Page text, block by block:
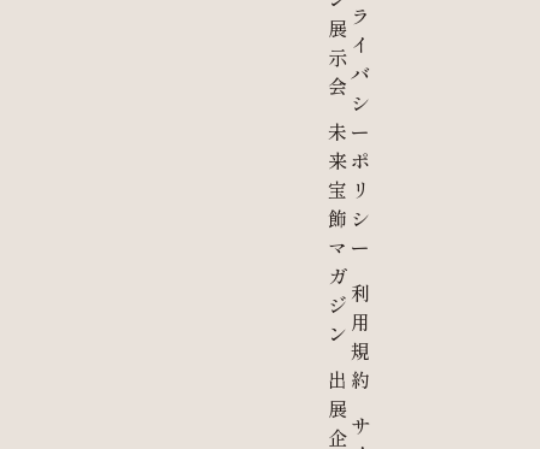
展
示
会
未
来
宝
飾
マ
ガ
ジ
ン
出
展
企
ラ
イ
バ
シ
ー
ポ
リ
シ
ー
利
用
規
約
サ